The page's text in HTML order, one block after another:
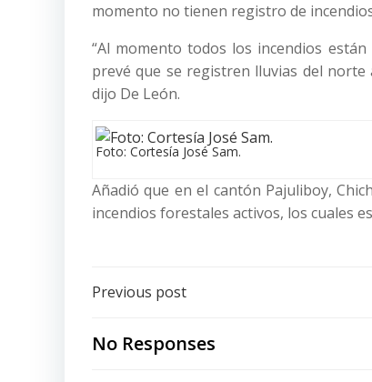
momento no tienen registro de
“Al momento todos los incendios
prevé que se registren lluvias del
dijo De León.
Foto: Cortesía José Sam.
Añadió que en el cantón Pajuliboy,
incendios forestales activos, los cuales
Post
navigation
Previous post
No Responses